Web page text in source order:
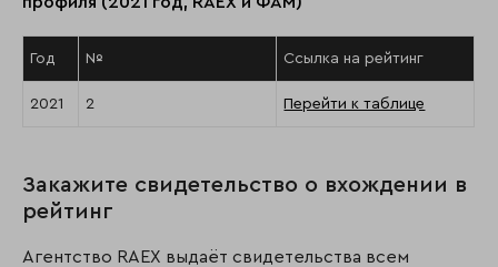
Год № Ссылка на рейтинг
2021 2 Перейти к таблице
Закажите свидетельство о вхождении в
рейтинг
Агентство RAEX выдаёт свидетельства всем